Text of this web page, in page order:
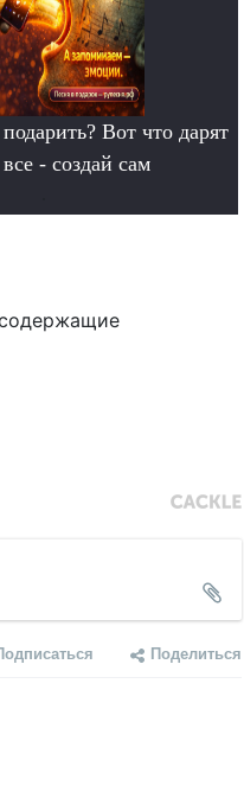
Вот что дарят
- создай сам
Поделиться